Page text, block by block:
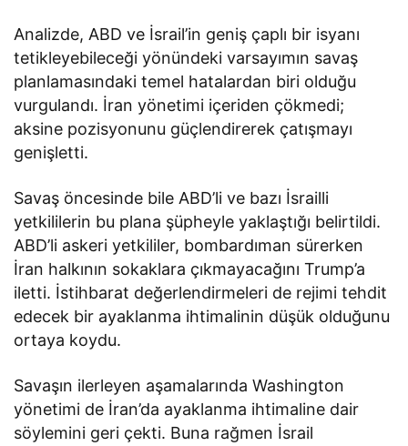
Analizde, ABD ve İsrail’in geniş çaplı bir isyanı
tetikleyebileceği yönündeki varsayımın savaş
planlamasındaki temel hatalardan biri olduğu
vurgulandı. İran yönetimi içeriden çökmedi;
aksine pozisyonunu güçlendirerek çatışmayı
genişletti.
Savaş öncesinde bile ABD’li ve bazı İsrailli
yetkililerin bu plana şüpheyle yaklaştığı belirtildi.
ABD’li askeri yetkililer, bombardıman sürerken
İran halkının sokaklara çıkmayacağını Trump’a
iletti. İstihbarat değerlendirmeleri de rejimi tehdit
edecek bir ayaklanma ihtimalinin düşük olduğunu
ortaya koydu.
Savaşın ilerleyen aşamalarında Washington
yönetimi de İran’da ayaklanma ihtimaline dair
söylemini geri çekti. Buna rağmen İsrail